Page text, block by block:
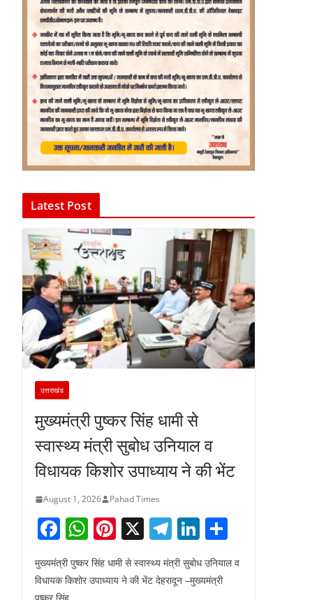
Latest Post
उत्तराखंड
मुख्यमंत्री पुष्कर सिंह धामी से
स्वास्थ्य मंत्री सुबोध उनियाल व
विधायक किशोर उपाध्याय ने की भेंट
August 1, 2026 Pahad Times
F
a
c
W
h
at
Pi
nt
er
X T
el
e
Li
n
k ar
मुख्यमंत्री पुष्कर सिंह धामी से स्वास्थ्य मंत्री सुबोध उनियाल व
विधायक किशोर उपाध्याय ने की भेंट देहरादून –मुख्यमंत्री